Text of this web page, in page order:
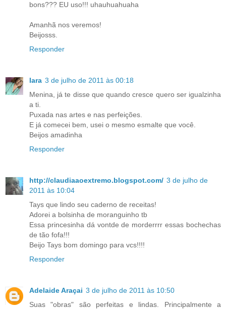
bons??? EU uso!!! uhauhuahuaha
Amanhã nos veremos!
Beijosss.
Responder
Iara 3 de julho de 2011 às 00:18
Menina, já te disse que quando cresce quero ser igualzinha
a ti.
Puxada nas artes e nas perfeições.
E já comecei bem, usei o mesmo esmalte que você.
Beijos amadinha
Responder
http://claudiaaoextremo.blogspot.com/ 3 de julho de
2011 às 10:04
Tays que lindo seu caderno de receitas!
Adorei a bolsinha de moranguinho tb
Essa princesinha dá vontde de morderrrr essas bochechas
de tão fofa!!!
Beijo Tays bom domingo para vcs!!!!
Responder
Adelaide Araçai 3 de julho de 2011 às 10:50
Suas "obras" são perfeitas e lindas. Principalmente a